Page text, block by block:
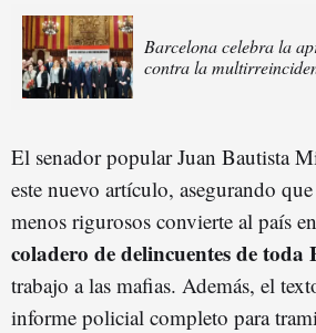
Barcelona celebra la
contra la
El senador popular Juan Bautista
este nuevo artículo, asegurando
menos rigurosos convierte al país
coladero de delincuentes de toda
trabajo a las mafias. Además, el
informe policial completo para